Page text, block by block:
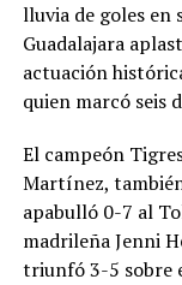
lluvia de goles en
Guadalajara
actuación
quien marcó seis
El campeón
Martínez,
apabulló 0-7 al
madrileña Jenni
triunfó 3-5 sobre